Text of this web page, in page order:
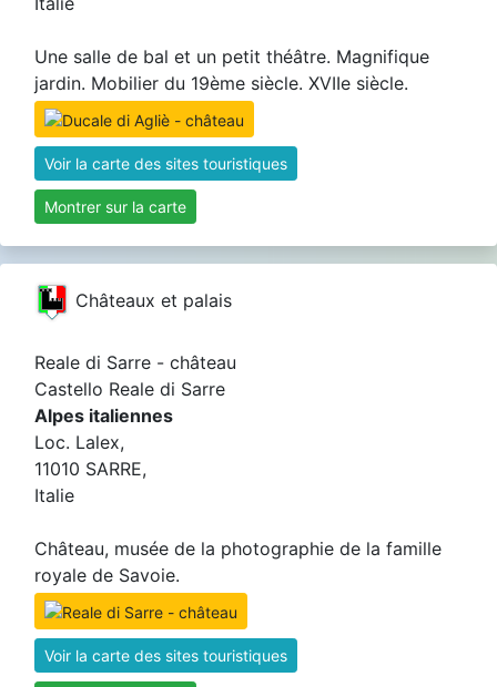
Une salle de bal et un petit théâtre. Magnifique
jardin. Mobilier du 19ème siècle. XVIIe siècle.
Voir la carte des sites touristiques
Montrer sur la carte
Châteaux et palais
Reale di Sarre - château
Castello Reale di Sarre
Alpes italiennes
Loc. Lalex,
11010 SARRE,
Italie
Château, musée de la photographie de la famille
royale de Savoie.
Voir la carte des sites touristiques